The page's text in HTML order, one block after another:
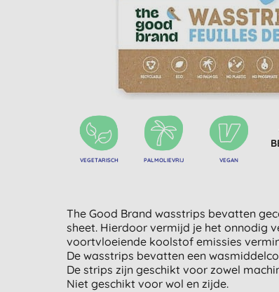
VEGETARISCH PALMOLIEVRIJ VEGAN
The Good Brand wasstrips bevatten
sheet. Hierdoor vermijd je het onnodig
voortvloeiende koolstof emissies
De wasstrips bevatten een
De strips zijn geschikt voor zowel
Niet geschikt voor wol en zijde.